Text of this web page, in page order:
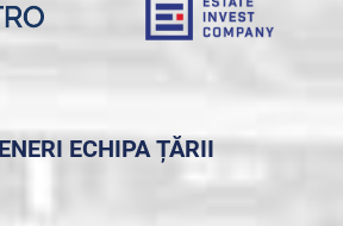
ECHIPA ȚĂRII